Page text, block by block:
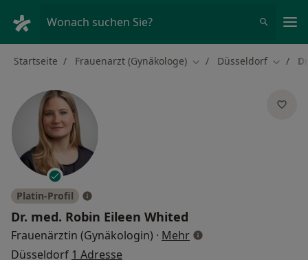
Wonach suchen Sie?
Startseite Frauenarzt (Gynäkologe) Stadt ändern
Düsseldorf Stadt
Platin-Profil
Dr. med. Robin Eileen Whited
Frauenärztin (Gynäkologin) · Mehrüber Spezialisierungen
Düsseldorf 1 Adresse